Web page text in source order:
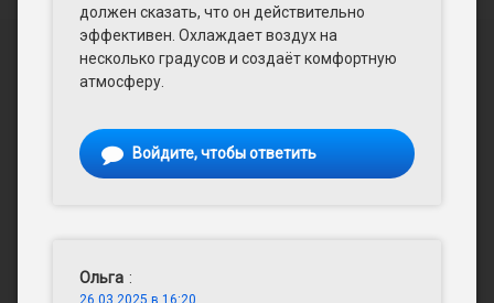
должен сказать, что он действительно
эффективен. Охлаждает воздух на
несколько градусов и создаёт комфортную
атмосферу.
Войдите, чтобы ответить
Ольга :
26.03.2025 в 16:20